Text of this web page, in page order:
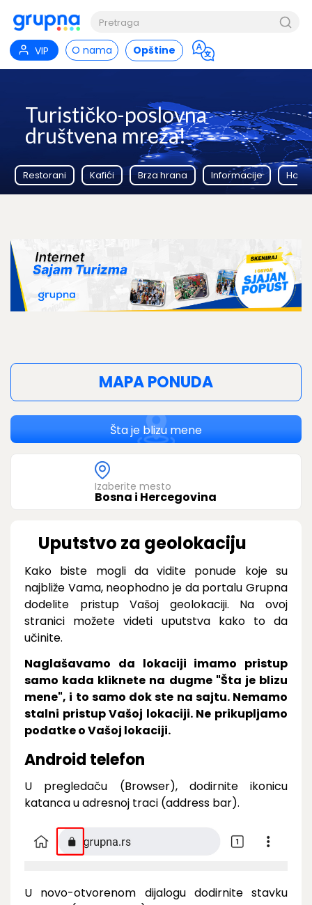
VIP O nama Opštine
Turističko-poslovna
društvena mreža!
Restorani Kafići Brza hrana Informacije Hoteli
MAPA PONUDA
Šta je blizu mene
Izaberite mesto
Bosna i Hercegovina
Uputstvo za geolokaciju
Kako biste mogli da vidite ponude koje su
najbliže Vama, neophodno je da portalu Grupna
dodelite pristup Vašoj geolokaciji. Na ovoj
stranici možete videti uputstva kako to da
učinite.
Naglašavamo da lokaciji imamo pristup
samo kada kliknete na dugme "Šta je blizu
mene", i to samo dok ste na sajtu. Nemamo
stalni pristup Vašoj lokaciji. Ne prikupljamo
podatke o Vašoj lokaciji.
Android telefon
U pregledaču (Browser), dodirnite ikonicu
katanca u adresnoj traci (address bar).
U novo-otvorenom dijalogu dodirnite stavku